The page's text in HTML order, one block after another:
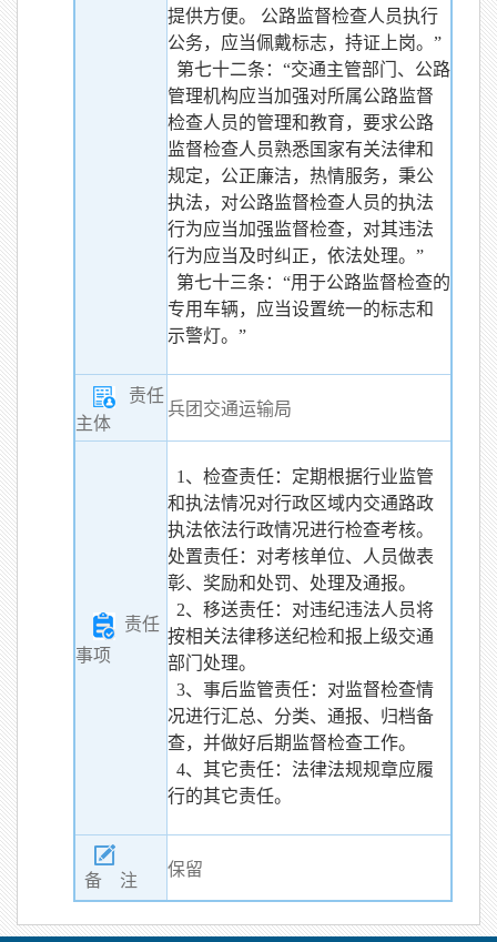
提供方便。 公路监督检查人员执行
公务，应当佩戴标志，持证上岗。”
第七十二条：“交通主管部门、公路
管理机构应当加强对所属公路监督
检查人员的管理和教育，要求公路
监督检查人员熟悉国家有关法律和
规定，公正廉洁，热情服务，秉公
执法，对公路监督检查人员的执法
行为应当加强监督检查，对其违法
行为应当及时纠正，依法处理。”
第七十三条：“用于公路监督检查的
专用车辆，应当设置统一的标志和
示警灯。”
责任
主体
兵团交通运输局
责任
事项
1、检查责任：定期根据行业监管
和执法情况对行政区域内交通路政
执法依法行政情况进行检查考核。
处置责任：对考核单位、人员做表
彰、奖励和处罚、处理及通报。
2、移送责任：对违纪违法人员将
按相关法律移送纪检和报上级交通
部门处理。
3、事后监管责任：对监督检查情
况进行汇总、分类、通报、归档备
查，并做好后期监督检查工作。
4、其它责任：法律法规规章应履
行的其它责任。
备 注
保留